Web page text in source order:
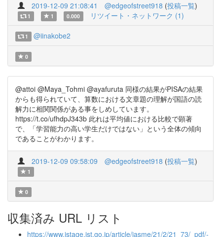
2019-12-09 21:08:41 @edgeofstreet918 (投稿一覧)
1 1 0.000 リツイート・ネットワーク (1)
1 @iinakobe2
0
@attoi @Maya_Tohmi @ayafuruta 同様の結果がPISAの結果
からも得られていて、算数における文章題の理解が国語の読
解力に相関関係がある事をしめしています。
https://t.co/ufhdpJ343b 此れは平均値における比較で顕著
で、「学習能力の高い学生だけではない」という全体の傾向
であることがわかります。
2019-12-09 09:58:09 @edgeofstreet918 (投稿一覧)
1
0
収集済み URL リスト
https://www.jstage.jst.go.jp/article/jasme/21/2/21_73/_pdf/-